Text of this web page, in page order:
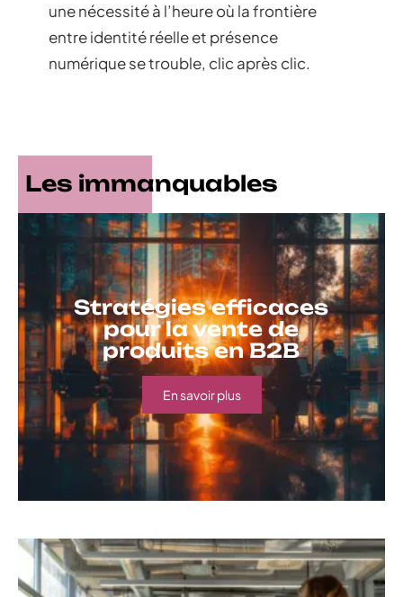
une nécessité à l’heure où la frontière
entre identité réelle et présence
numérique se trouble, clic après clic.
Les immanquables
Stratégies efficaces
pour la vente de
produits en B2B
En savoir plus